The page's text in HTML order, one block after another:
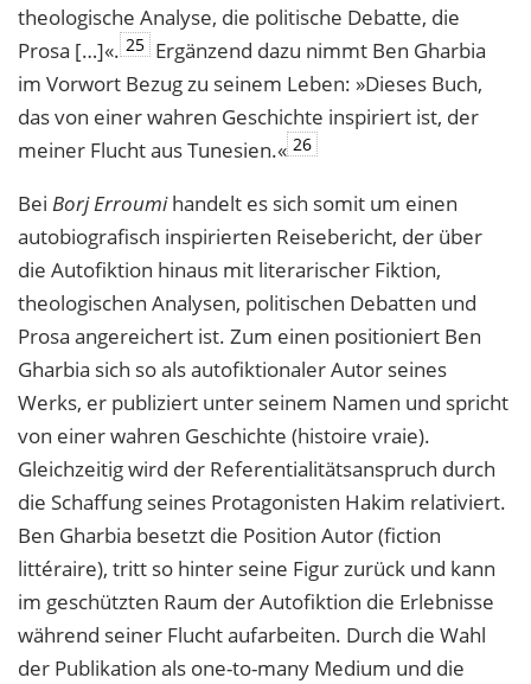
theologische Analyse, die politische Debatte, die
Prosa […]«. 25 Ergänzend dazu nimmt Ben Gharbia
im Vorwort Bezug zu seinem Leben: »Dieses Buch,
das von einer wahren Geschichte inspiriert ist, der
meiner Flucht aus Tunesien.« 26
Bei Borj Erroumihandelt es sich somit um einen
autobiografisch inspirierten Reisebericht, der über
die Autofiktion hinaus mit literarischer Fiktion,
theologischen Analysen, politischen Debatten und
Prosa angereichert ist. Zum einen positioniert Ben
Gharbia sich so als autofiktionaler Autor seines
Werks, er publiziert unter seinem Namen und spricht
von einer wahren Geschichte (histoire vraie).
Gleichzeitig wird der Referentialitätsanspruch durch
die Schaffung seines Protagonisten Hakim relativiert.
Ben Gharbia besetzt die Position Autor (fiction
littéraire), tritt so hinter seine Figur zurück und kann
im geschützten Raum der Autofiktion die Erlebnisse
während seiner Flucht aufarbeiten. Durch die Wahl
der Publikation als one-to-many Medium und die